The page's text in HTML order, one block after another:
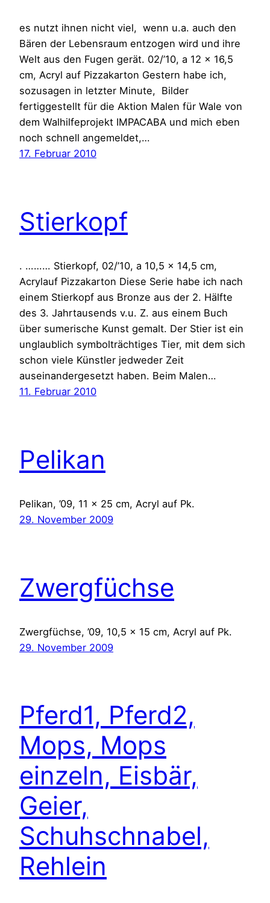
es nutzt ihnen nicht viel, wenn u.a. auch den
Bären der Lebensraum entzogen wird und ihre
Welt aus den Fugen gerät. 02/’10, a 12 x 16,5
cm, Acryl auf Pizzakarton Gestern habe ich,
sozusagen in letzter Minute, Bilder
fertiggestellt für die Aktion Malen für Wale von
dem Walhilfeprojekt IMPACABA und mich eben
noch schnell angemeldet,…
17. Februar 2010
Stierkopf
. ……… Stierkopf, 02/’10, a 10,5 x 14,5 cm,
Acrylauf Pizzakarton Diese Serie habe ich nach
einem Stierkopf aus Bronze aus der 2. Hälfte
des 3. Jahrtausends v.u. Z. aus einem Buch
über sumerische Kunst gemalt. Der Stier ist ein
unglaublich symbolträchtiges Tier, mit dem sich
schon viele Künstler jedweder Zeit
auseinandergesetzt haben. Beim Malen…
11. Februar 2010
Pelikan
Pelikan, ’09, 11 x 25 cm, Acryl auf Pk.
29. November 2009
Zwergfüchse
Zwergfüchse, ’09, 10,5 x 15 cm, Acryl auf Pk.
29. November 2009
Pferd1, Pferd2,
Mops, Mops
einzeln, Eisbär,
Geier,
Schuhschnabel,
Rehlein